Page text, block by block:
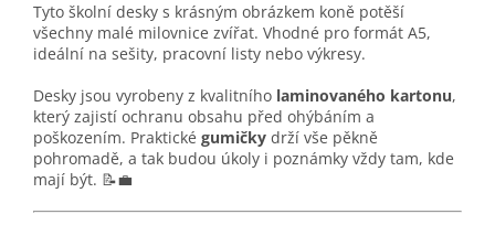
Tyto školní desky s krásným obrázkem koně potěší
všechny malé milovnice zvířat. Vhodné pro formát A5,
ideální na sešity, pracovní listy nebo výkresy.
Desky jsou vyrobeny z kvalitního laminovaného kartonu,
který zajistí ochranu obsahu před ohýbáním a
poškozením. Praktické gumičky drží vše pěkně
pohromadě, a tak budou úkoly i poznámky vždy tam, kde
mají být. 📝💼